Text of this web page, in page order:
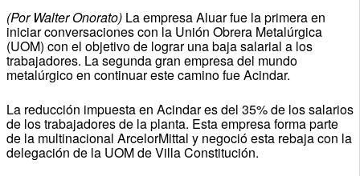
(Por Walter Onorato)La empresa Aluar fue la primera en
iniciar conversaciones con la Unión Obrera Metalúrgica
(UOM) con el objetivo de lograr una baja salarial a los
trabajadores. La segunda gran empresa del mundo
metalúrgico en continuar este camino fue Acindar.
La reducción impuesta en Acindar es del 35% de los salarios
de los trabajadores de la planta. Esta empresa forma parte
de la multinacional ArcelorMittal y negoció esta rebaja con la
delegación de la UOM de Villa Constitución.